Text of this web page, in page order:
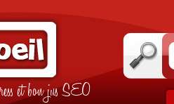
et bon jus SEO